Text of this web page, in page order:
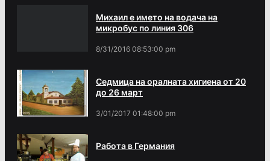
Михаил е името на водача на
микробус по линия 306
8/31/2016 08:53:00 pm
Седмица на оралната хигиена от 20
до 26 март
3/01/2017 01:48:00 pm
Работа в Германия